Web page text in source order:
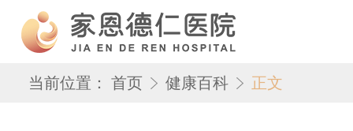
当前位置： 首页 健康百科 正文